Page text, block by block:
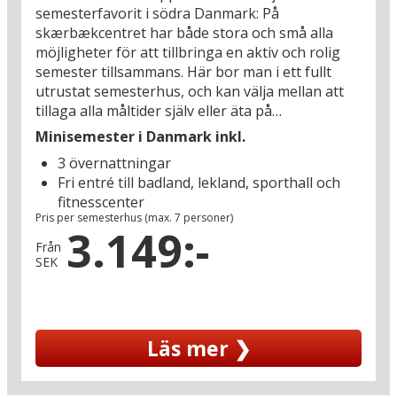
semesterfavorit i södra Danmark: På
skærbækcentret har både stora och små alla
möjligheter för att tillbringa en aktiv och rolig
semester tillsammans. Här bor man i ett fullt
utrustat semesterhus, och kan välja mellan att
tillaga alla måltider själv eller äta på
semesteranläggningens café. Använd tiden till
badlandet som bland annat bjuder på en 53
meter lång vattenrutschbana, barnbassäng,
bubbelpool och bastu. På skærbækcentret finns
det också bowlinghall, sporthall, lekland och ett
hobbyhus med bland annat keramik- och
glasverkstad.
semesteranläggningen skærbækcentret ligger i
ett område med många fina utflyktsmål: Besök
den idylliska vadehavsön Rømø (20 km) – du kör
hit via dämningarna och på ön kan du bland
Minisemester i Danmark inkl.
3 övernattningar
Fri entré till badland, lekland, sporthall och
fitnesscenter
Pris per semesterhus (max. 7 personer)
Från
SEK
3.149:-
Läs mer ❯